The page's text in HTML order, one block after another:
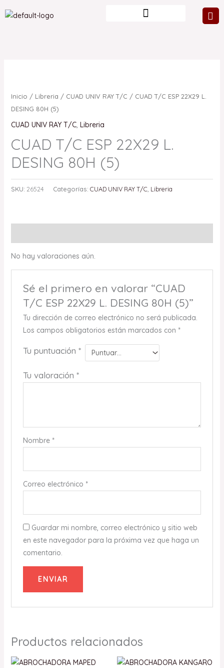
al
Inicio / Libreria / CUAD UNIV RAY T/C / CUAD T/C ESP 22X29 L.
DESING 80H (5)
CUAD UNIV RAY T/C, Libreria
CUAD T/C ESP 22X29 L.
DESING 80H (5)
SKU: 26524 Categorías: CUAD UNIV RAY T/C Libreria
No hay valoraciones aún.
Sé el primero en valorar “CUAD
T/C ESP 22X29 L. DESING 80H (5)”
Tu dirección de correo electrónico no será publicada.
Los campos obligatorios están marcados con *
Tu puntuación *
Tu valoración *
Nombre *
Correo electrónico *
Guardar mi nombre, correo electrónico y sitio web
en este navegador para la próxima vez que haga un
comentario.
Productos relacionados